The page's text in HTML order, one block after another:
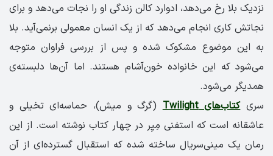
نزدیک بلا رخ می‌دهد، ادوارد کالن زندگی او را نجات می‌دهد و برای
نجاتش کاری انجام می‌دهد که از یک انسان معمولی برنمی‌آید. بلا
به این موضوع مشکوک شده و پس از بررسی فراوان متوجه
می‌شود که این خانواده خون‌آشام هستند. اما آن‌ها دلبسته‌ی
همدیگر می‌شود.
سریکتاب‌های Twilight
(گرگ و میش)، حماسه‌ای تخیلی و
عاشقانه است که استفنی مِیِر در چهار کتاب نوشته است. از این
رمان یک مینی‌سریال ساخته شده که استقبال گسترده‌ای از آن